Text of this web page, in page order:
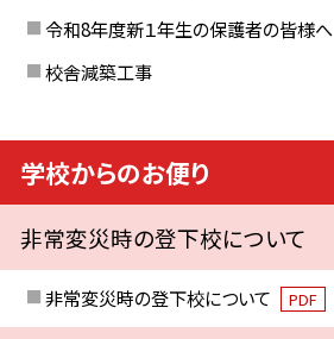
令和8年度新１年生の保護者の皆様へ
校舎減築工事
学校からのお便り
非常変災時の登下校について
非常変災時の登下校について PDF